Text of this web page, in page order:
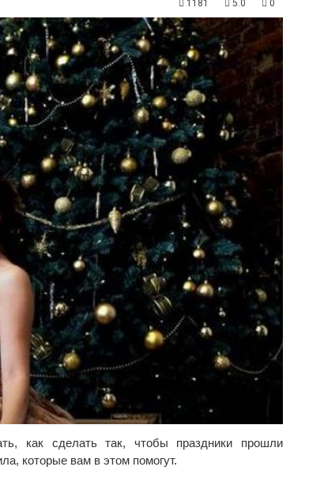
1181 5.0 0
как сделать так, чтобы праздники прошли
которые вам в этом помогут.